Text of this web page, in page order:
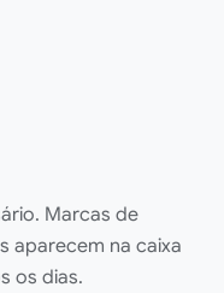
Marcas de
aparecem na caixa
os dias.